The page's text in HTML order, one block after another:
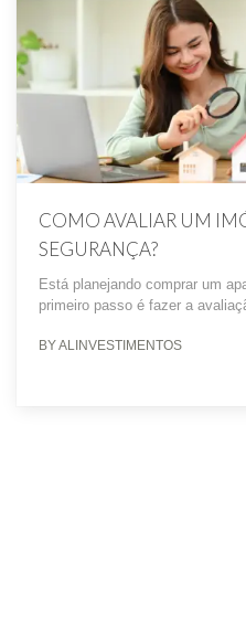
COMO AVALIAR UM
SEGURANÇA?
Está planejando comprar um
primeiro passo é fazer a
BY ALINVESTIMENTOS